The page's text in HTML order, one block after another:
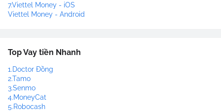
7.Viettel Money - iOS
Viettel Money - Android
Top Vay tiền Nhanh
1.Doctor Đồng
2.Tamo
3.Senmo
4.MoneyCat
5.Robocash